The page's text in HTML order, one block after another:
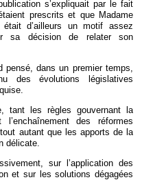
s’expliquait par le fait
prescrits et que Madame
d’ailleurs un motif assez
sa décision de relater son
pensé, dans un premier temps,
des évolutions législatives
tant les règles gouvernant la
des réformes
autant que les apports de la
délicate.
sur l’application des
et sur les solutions dégagées